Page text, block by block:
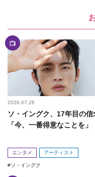
2026.07.28
ソ・イングク、17年目の信
「今、一番得意なことを」
エンタメ アーティスト
ソ・イングク